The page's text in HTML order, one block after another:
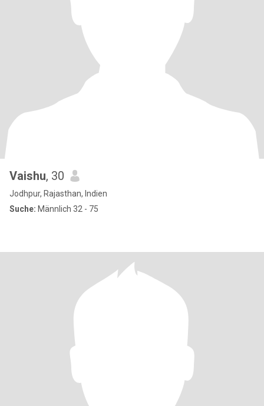
Vaishu, 30
Jodhpur, Rajasthan, Indien
Suche: Männlich 32 - 75